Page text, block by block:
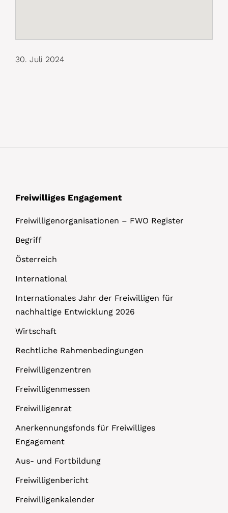
30. Juli 2024
Freiwilliges Engagement
Freiwilligenorganisationen – FWO Register
Begriff
Österreich
International
Internationales Jahr der Freiwilligen für
nachhaltige Entwicklung 2026
Wirtschaft
Rechtliche Rahmenbedingungen
Freiwilligenzentren
Freiwilligenmessen
Freiwilligenrat
Anerkennungsfonds für Freiwilliges
Engagement
Aus- und Fortbildung
Freiwilligenbericht
Freiwilligenkalender